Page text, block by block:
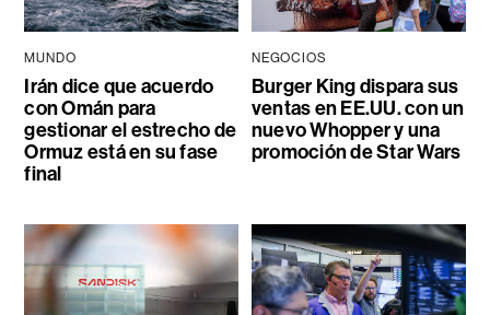
MUNDO
Irán dice que acuerdo
con Omán para
gestionar el estrecho de
Ormuz está en su fase
final
NEGOCIOS
Burger King dispara sus
ventas en EE.UU. con un
nuevo Whopper y una
promoción de Star Wars